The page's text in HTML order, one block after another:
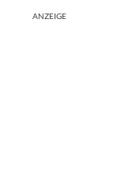
ANZEIGE